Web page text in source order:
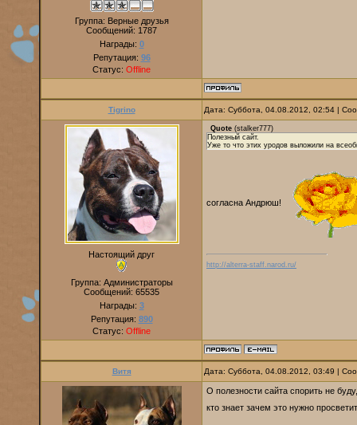
Группа: Верные друзья
Сообщений: 1787
Награды: 0
Репутация: 96
Статус: Offline
Tigrino Дата: Суббота, 04.08.2012, 02:54 |
Настоящий друг
Группа: Администраторы
Сообщений: 65535
Награды: 3
Репутация: 890
Статус: Offline
Quote (stalker777)
Полезный сайт.
Уже то что этих уродов выложили на
согласна Андрюш!
http://alterra-staff.narod.ru/
Витя Дата: Суббота, 04.08.2012, 03:49 |
О полезности сайта спорить не
кто знает зачем это нужно